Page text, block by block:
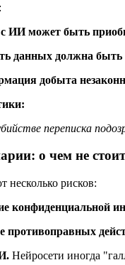
ИИ может быть
данных должна быть
добыта
переписка
о чем не
рисков:
конфиденциальной
противоправных
Нейросети иногда